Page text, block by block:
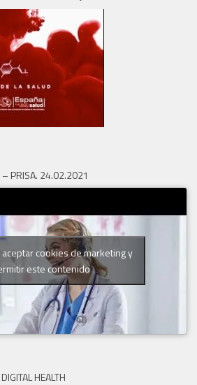
– PRISA. 24.02.2021
aceptar cookies de marketing y
este contenido
HEALTH